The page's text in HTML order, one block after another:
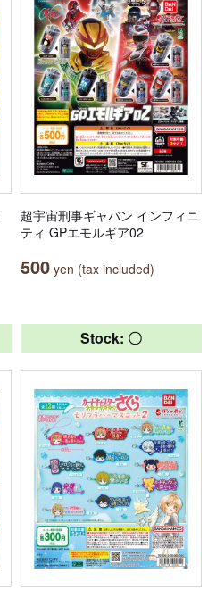
超宇宙刑事ギャバン インフィニ
ティ GPエモルギア02
500 yen (tax included)
Stock: 〇